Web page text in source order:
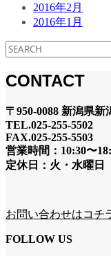
2016年2月
2016年1月
CONTACT
〒950-0088 新潟県
TEL.025-255-5502
FAX.025-255-5503
営業時間：10:30〜
定休日：火・水曜日
お問い合わせはコチ
FOLLOW US